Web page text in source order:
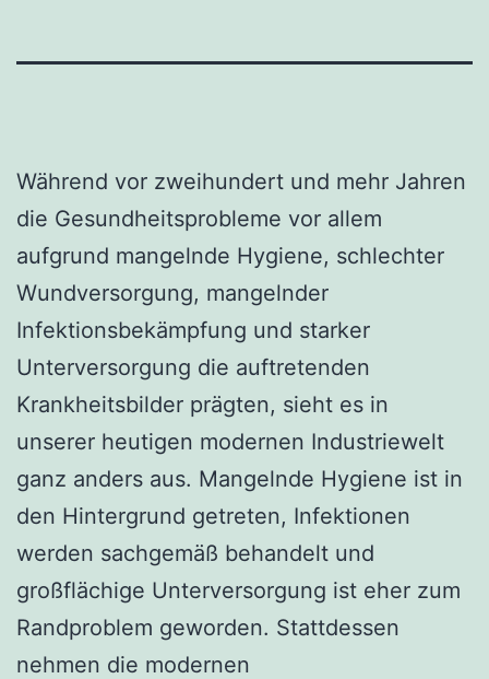
Während vor zweihundert und mehr Jahren
die Gesundheitsprobleme vor allem
aufgrund mangelnde Hygiene, schlechter
Wundversorgung, mangelnder
Infektionsbekämpfung und starker
Unterversorgung die auftretenden
Krankheitsbilder prägten, sieht es in
unserer heutigen modernen Industriewelt
ganz anders aus. Mangelnde Hygiene ist in
den Hintergrund getreten, Infektionen
werden sachgemäß behandelt und
großflächige Unterversorgung ist eher zum
Randproblem geworden. Stattdessen
nehmen die modernen